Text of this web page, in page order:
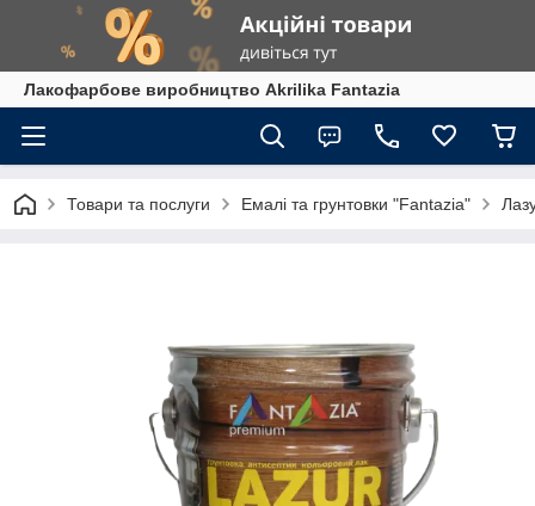
Лакофарбове виробництво Akrilika Fantazia
Товари та послуги Емалі та грунтовки "Fantazia"